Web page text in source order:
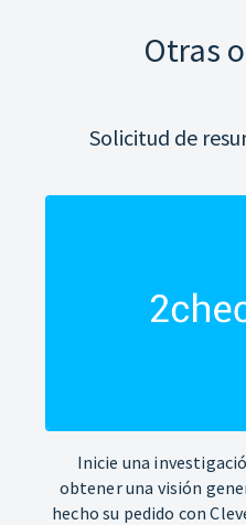
Otras
Solicitud de
Inicie una
obtener una visión
hecho su pedido con